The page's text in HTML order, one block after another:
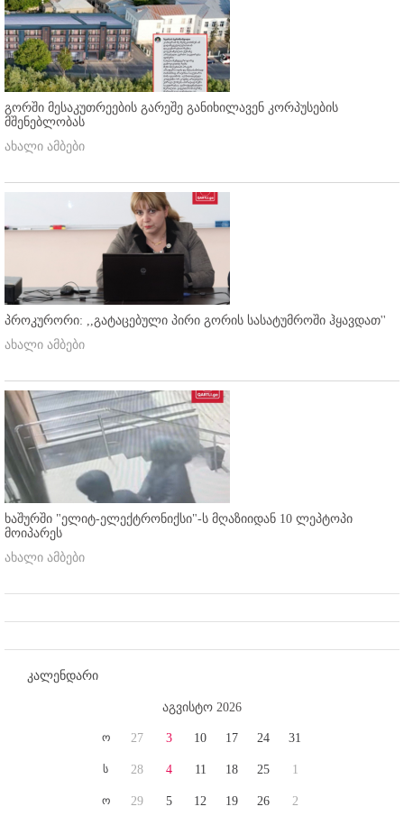
გორში მესაკუთრეების გარეშე განიხილავენ კორპუსების
მშენებლობას
ახალი ამბები
პროკურორი: ,,გატაცებული პირი გორის სასატუმროში ჰყავდათ''
ახალი ამბები
ხაშურში "ელიტ-ელექტრონიქსი"-ს მღაზიიდან 10 ლეპტოპი
მოიპარეს
ახალი ამბები
კალენდარი
აგვისტო 2026
ო
ს
ო
27
28
29
3
4
5
10
11
12
17
18
19
24
25
26
31
1
2